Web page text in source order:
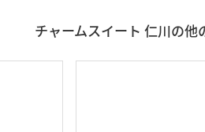
チャームスイート 仁川の他